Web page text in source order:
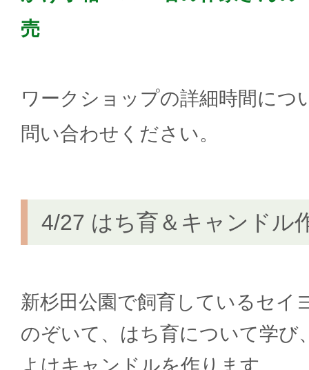
売
ワークショップの詳細時間につ
問い合わせください。
4/27 はち育＆キャンドル
新杉田公園で飼育しているセイ
のぞいて、はち育について学び
よけキャンドルを作ります。